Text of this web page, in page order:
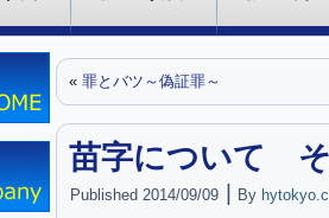
« 罪とバツ～偽証罪～
苗字について
Published 2014/09/09 By